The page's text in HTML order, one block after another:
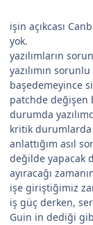
işin açıkcası
yok.
yazılımların
yazılımın
başedemeyince
patchde değişen
durumda
kritik durumlarda
anlattığım asıl
değilde yapacak
ayıracağı
işe giriştiğimiz
iş güç derken,
Guin in dediği